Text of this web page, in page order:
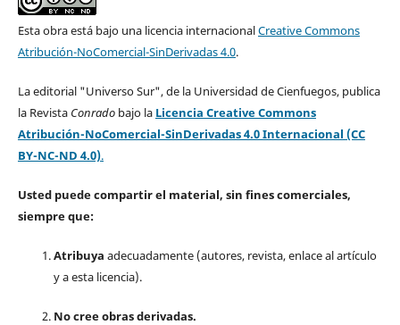
Esta obra está bajo una licencia internacionalCreative Commons
Atribución-NoComercial-SinDerivadas 4.0.
La editorial "Universo Sur", de la Universidad de Cienfuegos, publica
la Revista Conradobajo la Licencia Creative Commons
Atribución-NoComercial-SinDerivadas 4.0 Internacional (CC
BY-NC-ND 4.0).
Usted puede compartir el material, sin fines comerciales,
siempre que:
Atribuya adecuadamente (autores, revista, enlace al artículo
y a esta licencia).
No cree obras derivadas.